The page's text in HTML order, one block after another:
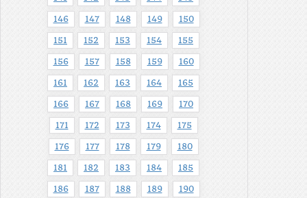
146 147 148 149 150
151 152 153 154 155
156 157 158 159 160
161 162 163 164 165
166 167 168 169 170
171 172 173 174 175
176 177 178 179 180
181 182 183 184 185
186 187 188 189 190